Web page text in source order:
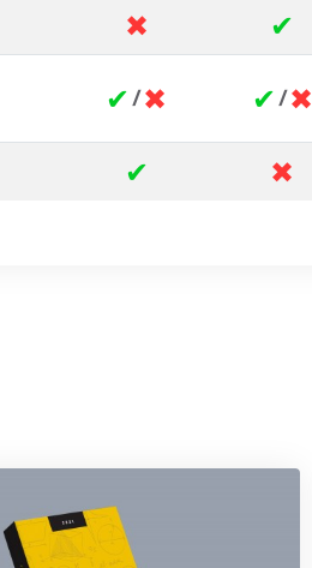
✖ ✔
✔ / ✖ ✔ / ✖
✔ ✖